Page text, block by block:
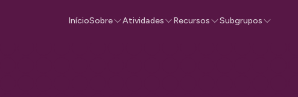
InícioSobre Atividades Recursos Subgrupos